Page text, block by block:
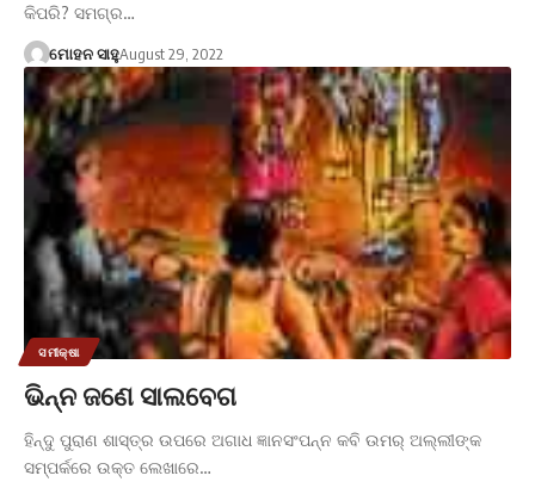
କିପରି? ସମଗ୍ର…
ମୋହନ ସାହୁAugust 29, 2022
ସମୀକ୍ଷା
ଭିନ୍ନ ଜଣେ ସାଲବେଗ
ହିନ୍ଦୁ ପୁରାଣ ଶାସ୍ତ୍ର ଉପରେ ଅଗାଧ ଜ୍ଞାନସଂପନ୍ନ କବି ଉମର୍ ଅଲ୍ଲୀଙ୍କ
ସମ୍ପର୍କରେ ଉକ୍ତ ଲେଖାରେ…